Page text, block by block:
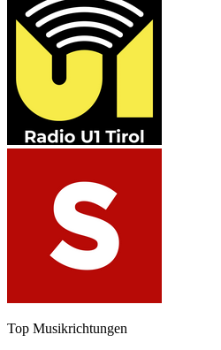
Top Musikrichtungen